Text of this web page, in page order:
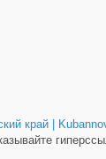
край |